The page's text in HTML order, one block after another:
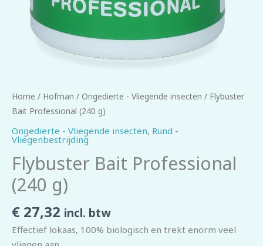
Home / Hofman / Ongedierte - Vliegende insecten / Flybuster
Bait Professional (240 g)
Ongedierte - Vliegende insecten, Rund -
Vliegenbestrijding
Flybuster Bait Professional
(240 g)
€ 27,32 incl. btw
Effectief lokaas, 100% biologisch en trekt enorm veel